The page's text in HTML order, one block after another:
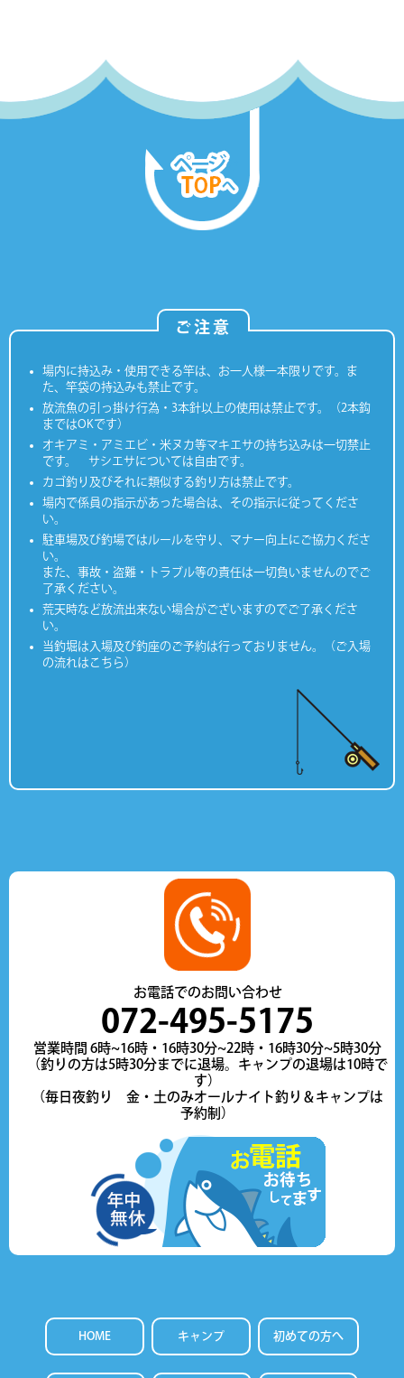
ご注意
場内に持込み・使用できる竿は、お一人様一本限りです。ま
た、竿袋の持込みも禁止です。
放流魚の引っ掛け行為・3本針以上の使用は禁止です。（2本鈎
まではOKです）
オキアミ・アミエビ・米ヌカ等マキエサの持ち込みは一切禁止
です。 サシエサについては自由です。
カゴ釣り及びそれに類似する釣り方は禁止です。
場内で係員の指示があった場合は、その指示に従ってくださ
い。
駐車場及び釣場ではルールを守り、マナー向上にご協力くださ
い。
また、事故・盗難・トラブル等の責任は一切負いませんのでご
了承ください。
荒天時など放流出来ない場合がございますのでご了承くださ
い。
当釣堀は入場及び釣座のご予約は行っておりません。（ご入場
の流れはこちら）
お電話でのお問い合わせ
072-495-5175
営業時間 6時~16時・16時30分~22時・16時30分~5時30分
（釣りの方は5時30分までに退場。キャンプの退場は10時で
す）
（毎日夜釣り 金・土のみオールナイト釣り＆キャンプは
予約制）
HOME キャンプ 初めての方へ